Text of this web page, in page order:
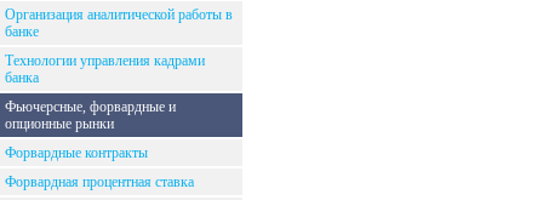
Организация аналитической работы в
банке
Технологии управления кадрами
банка
Фьючерсные, форвардные и
опционные рынки
Форвардные контракты
Форвардная процентная ставка